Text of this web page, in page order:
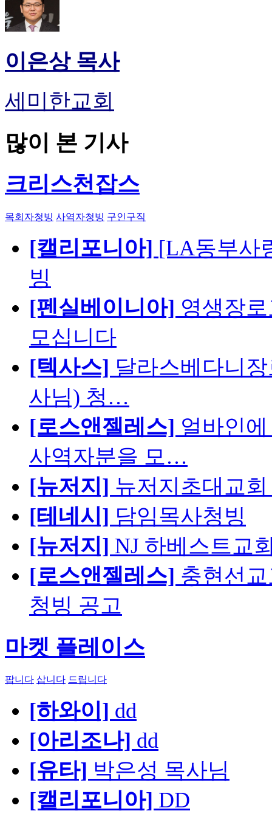
이은상 목사
세미한교회
많이 본 기사
크리스천잡스
목회자청빙 사역자청빙 구인구직
[캘리포니아] [LA동부사
빙
[펜실베이니아] 영생장
모십니다
[텍사스] 달라스베다니
사님) 청…
[로스앤젤레스] 얼바인
사역자분을 모…
[뉴저지] 뉴저지초대교
[테네시] 담임목사청빙
[뉴저지] NJ 하베스트교
[로스앤젤레스] 충현선
청빙 공고
마켓 플레이스
팝니다 삽니다 드립니다
[하와이] dd
[아리조나] dd
[유타] 박은성 목사님
[캘리포니아] DD